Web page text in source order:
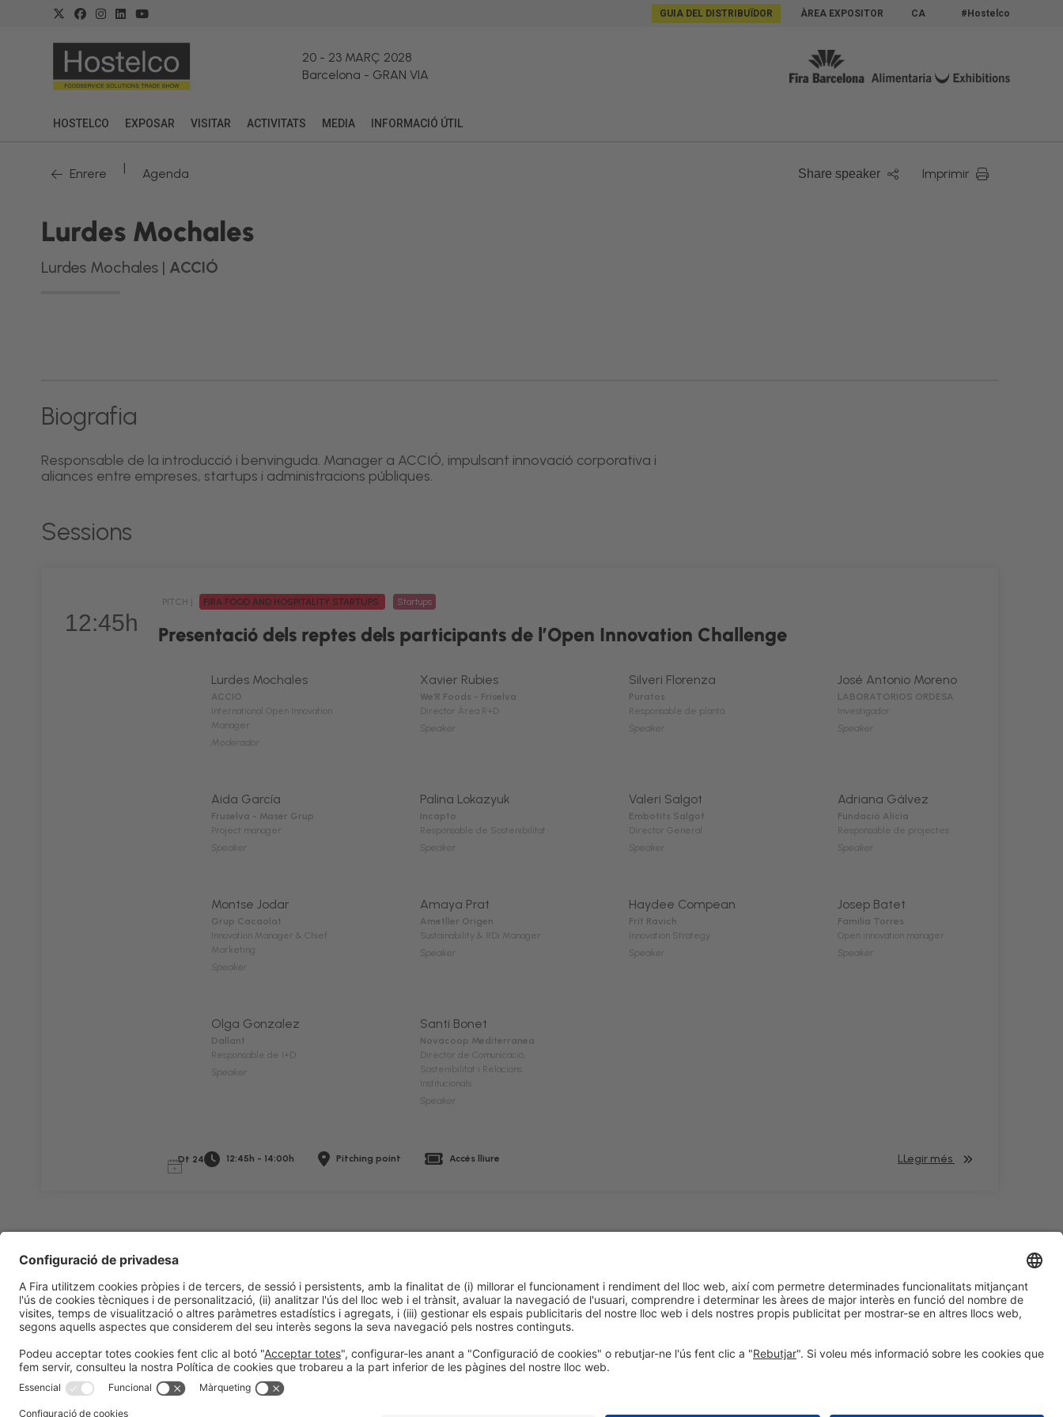
GUIA DEL DISTRIBUÏDOR ÀREA EXPOSITOR CA #Hostelco
20- 23 MARÇ 2028
Barcelona - GRAN VIA
HOSTELCO EXPOSAR VISITAR ACTIVITATS MEDIA INFORMACIÓ ÚTIL
Enrere | Agenda Share speaker Imprimir
Lurdes Mochales
Lurdes Mochales | ACCIÓ
Biografia
Responsable de la introducció i benvinguda. Manager a ACCIÓ, impulsant innovació corporativa i
aliances entre empreses, startups i administracions públiques.
Sessions
12:45h
PITCH | FIRA FOOD AND HOSPITALITY STARTUPS Startups
Presentació dels reptes dels participants de l’Open Innovation Challenge
José Antonio Moreno
LABORATORIOS ORDESA
Investigador
Speaker
Amaya Prat
Ametller Origen
Sustainability & RDi Manager
Speaker
Lurdes Mochales
ACCIÓ
International Open Innovation
Manager
Moderador
Xavier Rubies
We’R Foods - Friselva
Director Àrea R+D
Speaker
Silveri Florenza
Puratos
Responsable de planta
Speaker
Aida García
Fruselva - Maser Grup
Project manager
Speaker
Palina Lokazyuk
Incapto
Responsable de Sostenibilitat
Speaker
Valeri Salgot
Embotits Salgot
Director General
Speaker
Adriana Gálvez
Fundació Alícia
Responsable de projectes
Speaker
Montse Jodar
Grup Cacaolat
Innovation Manager & Chief
Marketing
Speaker
Haydee Compean
Frit Ravich
Innovation Strategy
Speaker
Josep Batet
Familia Torres
Open innovation manager
Speaker
Olga Gonzalez
Dallant
Responsable de I+D
Speaker
Santi Bonet
Novacoop Mediterranea
Director de Comunicació,
Sostenibilitat i Relacions
Institucionals
Speaker
Dt 24 12:45h - 14:00h Pitching point Accés lliure LLegir més
Informació legalAvís legalPolítica de privacitatPolítica de cookies
#HOSTELCO2028
a les xarxes socials